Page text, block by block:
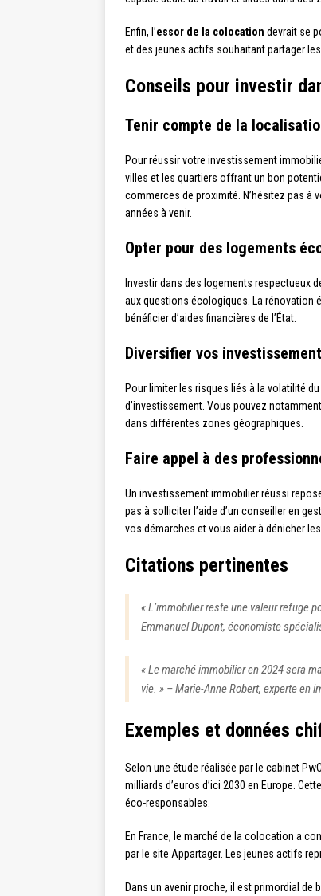
Enfin, l’essor de la colocation devrait se
et des jeunes actifs souhaitant partager
Conseils pour investir
Tenir compte de la
Pour réussir votre investissement
villes et les quartiers offrant un bon
commerces de proximité. N’hésitez pas à
années à venir.
Opter pour des logements
Investir dans des logements respectueux
aux questions écologiques. La rénovation
bénéficier d’aides financières de l’État.
Diversifier vos
Pour limiter les risques liés à la volatilité
d’investissement. Vous pouvez
dans différentes zones géographiques.
Faire appel à des
Un investissement immobilier réussi
pas à solliciter l’aide d’un conseiller en
vos démarches et vous aider à dénicher
Citations pertinentes
« L’immobilier reste une valeur refuge
Emmanuel Dupont, économiste
« Le marché immobilier en 2024 sera
vie. » – Marie-Anne Robert, experte en
Exemples et données
Selon une étude réalisée par le cabinet
milliards d’euros d’ici 2030 en Europe.
éco-responsables.
En France, le marché de la colocation a
par le site Appartager. Les jeunes actifs
Dans un avenir proche, il est primordial